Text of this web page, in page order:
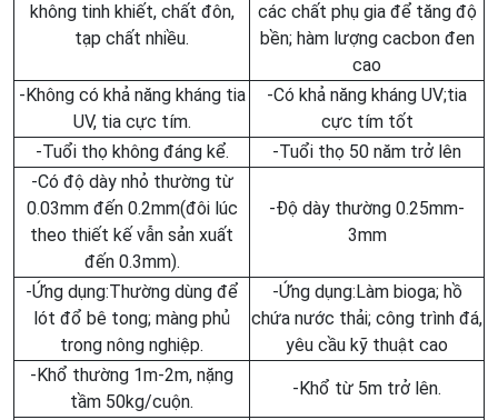
không tinh khiết, chất đôn,
tạp chất nhiều.
các chất phụ gia để tăng độ
bền; hàm lượng cacbon đen
cao
-Không có khả năng kháng tia
UV, tia cực tím.
-Có khả năng kháng UV;tia
cực tím tốt
-Tuổi thọ không đáng kể.
-Tuổi thọ 50 năm trở lên
-Có độ dày nhỏ thường từ
0.03mm đến 0.2mm(đôi lúc
theo thiết kế vẫn sản xuất
đến 0.3mm).
-Độ dày thường 0.25mm-
3mm
-Ứng dụng:Thường dùng để
lót đổ bê tong; màng phủ
trong nông nghiệp.
-Ứng dụng:Làm bioga; hồ
chứa nước thải; công trình đá,
yêu cầu kỹ thuật cao
-Khổ thường 1m-2m, nặng
tầm 50kg/cuộn.
-Khổ từ 5m trở lên.